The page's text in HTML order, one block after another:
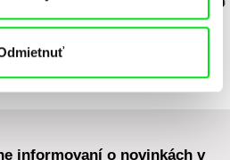
informovaní o novinkách v